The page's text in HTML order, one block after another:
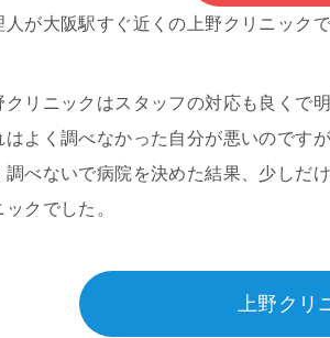
人が大阪駅すぐ近くの上野クリニックで
クリニックはスタッフの対応も良くで
はよく調べなかった自分が悪いのですが
調べないで病院を決めた結果、少しだ
ックでした。
上野クリ